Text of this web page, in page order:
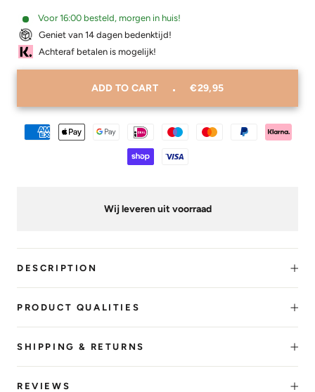
Voor 16:00 besteld, morgen in huis!
Geniet van 14 dagen bedenktijd!
Achteraf betalen is mogelijk!
ADD TO CART €29,95
Wij leveren uit voorraad
DESCRIPTION
PRODUCT QUALITIES
SHIPPING & RETURNS
REVIEWS